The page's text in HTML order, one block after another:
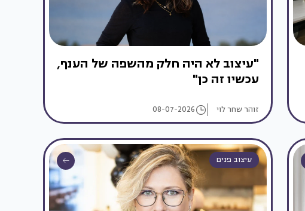
"עיצוב לא היה חלק מהשפה של הענף,
עכשיו זה כן"
זוהר שחר לוי 08-07-2026
עיצוב פנים